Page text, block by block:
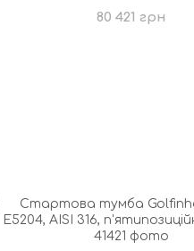
80 421 грн